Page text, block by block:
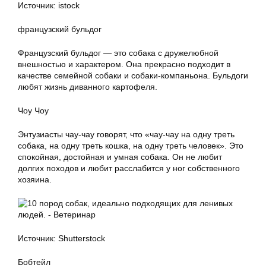
Источник: istock
французский бульдог
Французский бульдог — это собака с дружелюбной
внешностью и характером. Она прекрасно подходит в
качестве семейной собаки и собаки-компаньона. Бульдоги
любят жизнь диванного картофеля.
Чоу Чоу
Энтузиасты чау-чау говорят, что «чау-чау на одну треть
собака, на одну треть кошка, на одну треть человек». Это
спокойная, достойная и умная собака. Он не любит
долгих походов и любит расслабится у ног собственного
хозяина.
Источник: Shutterstock
Бобтейл